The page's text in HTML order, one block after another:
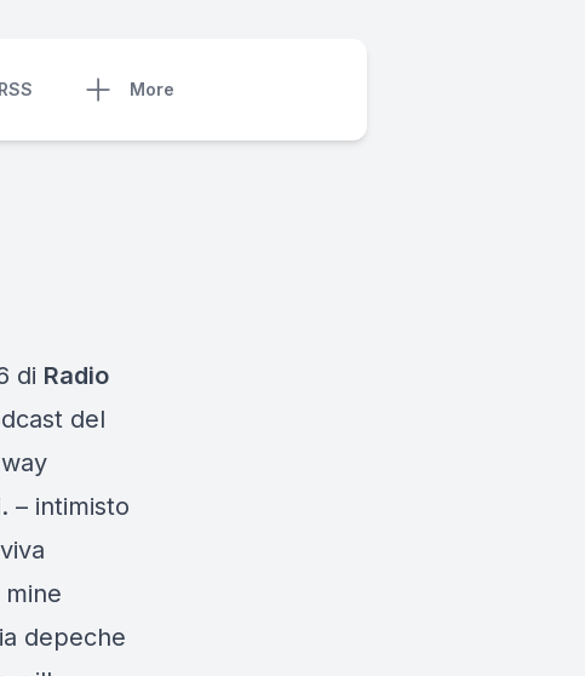
RSS More
di Radio
del
– intimisto
depeche